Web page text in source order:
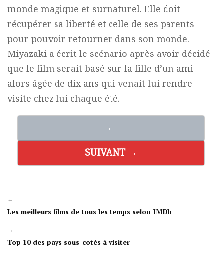
monde magique et surnaturel. Elle doit
récupérer sa liberté et celle de ses parents
pour pouvoir retourner dans son monde.
Miyazaki a écrit le scénario après avoir décidé
que le film serait basé sur la fille d’un ami
alors âgée de dix ans qui venait lui rendre
visite chez lui chaque été.
←
SUIVANT →
←
Les meilleurs films de tous les temps selon IMDb
→
Top 10 des pays sous-cotés à visiter